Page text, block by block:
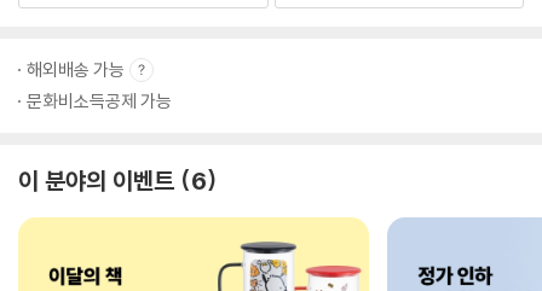
해외배송 가능
문화비소득공제 가능
이 분야의 이벤트 6